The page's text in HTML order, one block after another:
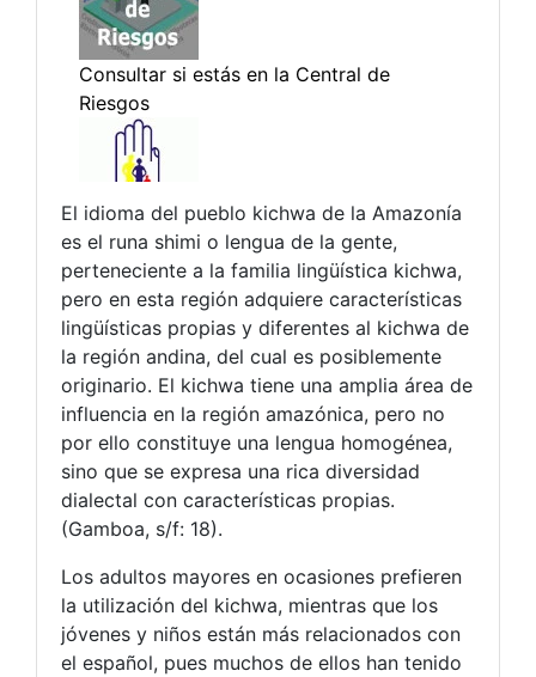
El idioma del pueblo kichwa de la Amazonía
es el runa shimi o lengua de la gente,
perteneciente a la familia lingüística kichwa,
pero en esta región adquiere características
lingüísticas propias y diferentes al kichwa de
la región andina, del cual es posiblemente
originario. El kichwa tiene una amplia área de
influencia en la región amazónica, pero no
por ello constituye una lengua homogénea,
sino que se expresa una rica diversidad
dialectal con características propias.
(Gamboa, s/f: 18).
Los adultos mayores en ocasiones prefieren
la utilización del kichwa, mientras que los
jóvenes y niños están más relacionados con
el español, pues muchos de ellos han tenido